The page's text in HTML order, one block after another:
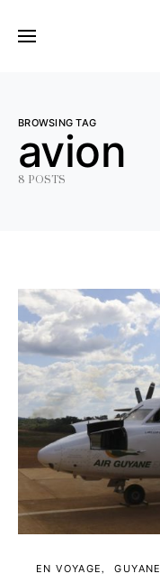
BROWSING TAG
avion
8 POSTS
EN VOYAGE GUYANE